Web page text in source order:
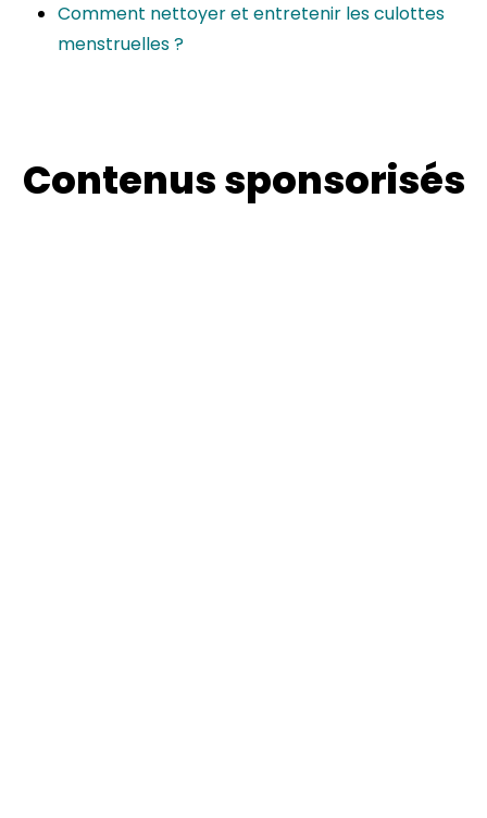
Comment nettoyer et entretenir les culottes
menstruelles ?
Contenus sponsorisés